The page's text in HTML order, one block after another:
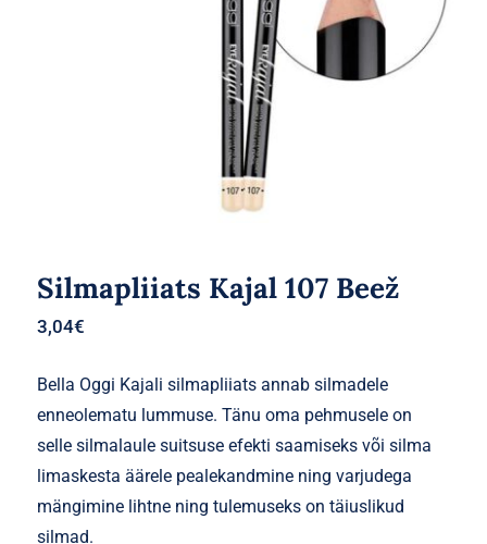
Silmapliiats Kajal 107 Beež
3,04€
Bella Oggi Kajali silmapliiats annab silmadele
enneolematu lummuse. Tänu oma pehmusele on
selle silmalaule suitsuse efekti saamiseks või silma
limaskesta äärele pealekandmine ning varjudega
mängimine lihtne ning tulemuseks on täiuslikud
silmad.